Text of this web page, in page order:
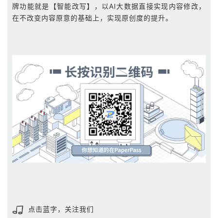
牌功能就是【智能改写】，以AI大数据直接实现内容修改，
在不改变内容原意的基础上，实现原创度的提升。
点击蓝字，关注我们